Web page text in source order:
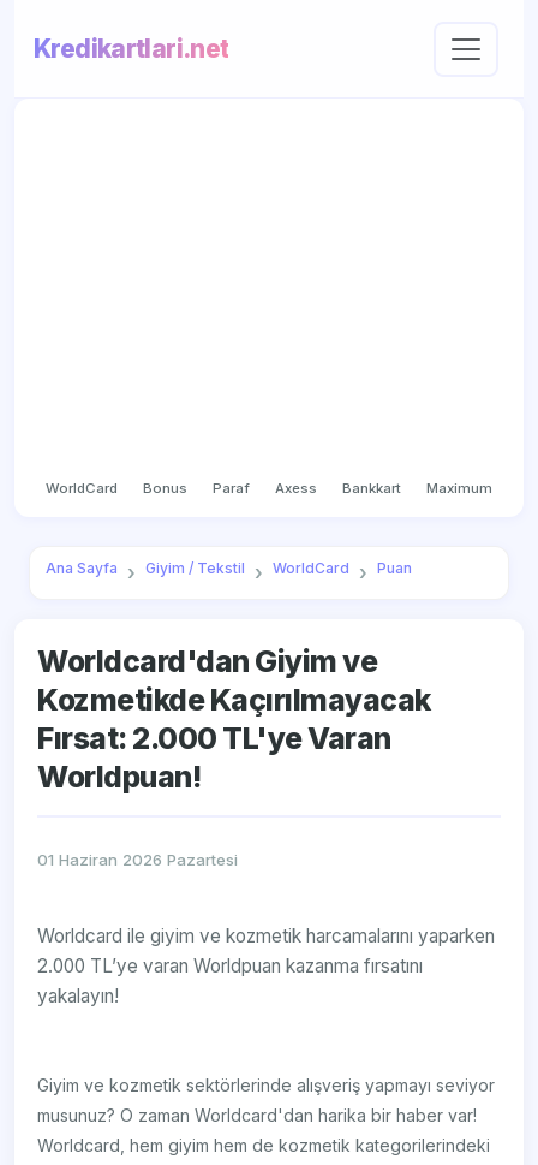
Kredikartlari.net
WorldCard Bonus Paraf Axess Bankkart Maximum
Ana Sayfa Giyim / Tekstil WorldCard Puan
Worldcard'dan Giyim ve
Kozmetikde Kaçırılmayacak
Fırsat: 2.000 TL'ye Varan
Worldpuan!
01 Haziran 2026 Pazartesi
Worldcard ile giyim ve kozmetik harcamalarını yaparken
2.000 TL’ye varan Worldpuan kazanma fırsatını
yakalayın!
Giyim ve kozmetik sektörlerinde alışveriş yapmayı seviyor
musunuz? O zaman Worldcard'dan harika bir haber var!
Worldcard, hem giyim hem de kozmetik kategorilerindeki